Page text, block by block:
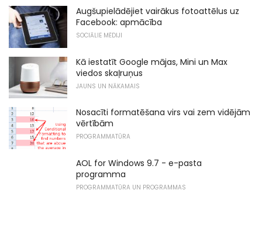
Augšupielādējiet vairākus fotoattēlus uz
Facebook: apmācība
SOCIĀLIE MĒDIJI
Kā iestatīt Google mājas, Mini un Max
viedos skaļruņus
JAUNS UN NĀKAMAIS
Nosacīti formatēšana virs vai zem vidējām
vērtībām
PROGRAMMATŪRA
AOL for Windows 9.7 - e-pasta
programma
PROGRAMMATŪRA UN PROGRAMMAS